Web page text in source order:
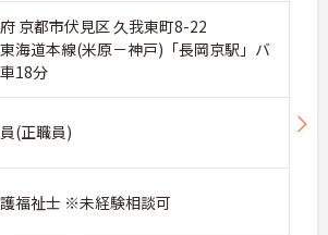
京都市伏見区 久我東町8-22
海道本線(米原－神戸)「長岡京駅」バ
18分
(正職員)
福祉士 ※未経験相談可